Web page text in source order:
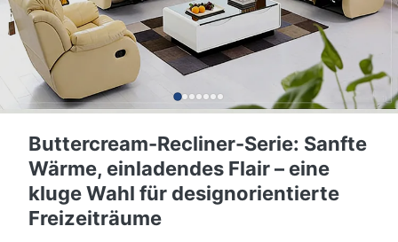
Buttercream-Recliner-Serie: Sanfte
Wärme, einladendes Flair – eine
kluge Wahl für designorientierte
Freizeiträume